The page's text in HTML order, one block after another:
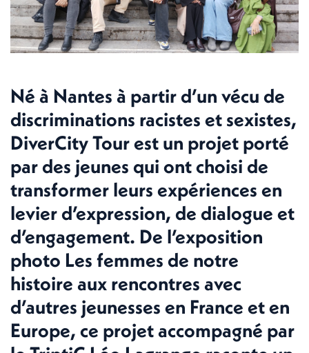
Né à Nantes à partir d’un vécu de
discriminations racistes et sexistes,
DiverCity Tour est un projet porté
par des jeunes qui ont choisi de
transformer leurs expériences en
levier d’expression, de dialogue et
d’engagement. De l’exposition
photo Les femmes de notre
histoire aux rencontres avec
d’autres jeunesses en France et en
Europe, ce projet accompagné par